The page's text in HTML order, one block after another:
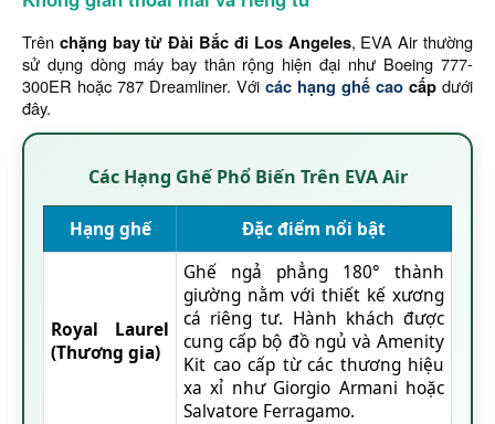
Trên chặng bay từ Đài Bắc đi Los Angeles, EVA Air thường
sử dụng dòng máy bay thân rộng hiện đại như Boeing 777-
300ER hoặc 787 Dreamliner. Với các hạng ghế cao cấp dưới
đây.
Các Hạng Ghế Phổ Biến Trên EVA Air
Hạng ghế Đặc điểm nổi bật
Royal Laurel
(Thương gia)
Ghế ngả phẳng 180° thành
giường nằm với thiết kế xương
cá riêng tư. Hành khách được
cung cấp bộ đồ ngủ và Amenity
Kit cao cấp từ các thương hiệu
xa xỉ như Giorgio Armani hoặc
Salvatore Ferragamo.